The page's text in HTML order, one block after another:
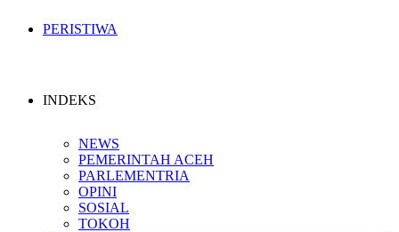
PERISTIWA
INDEKS
NEWS
PEMERINTAH ACEH
PARLEMENTRIA
OPINI
SOSIAL
TOKOH